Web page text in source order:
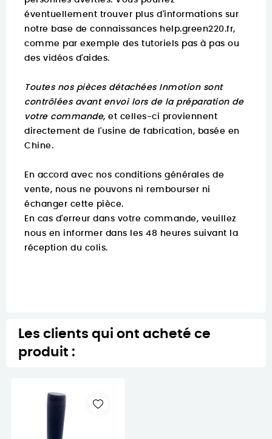
éventuellement trouver plus d'informations sur
notre base de connaissances help.green220.fr,
comme par exemple des tutoriels pas à pas ou
des vidéos d'aides.
Toutes nos pièces détachées Inmotion sont
contrôlées avant envoi lors de la préparation de
votre commande, et celles-ci proviennent
directement de l'usine de fabrication, basée en
Chine.
En accord avec nos conditions générales de
vente, nous ne pouvons ni rembourser ni
échanger cette pièce.
En cas d'erreur dans votre commande, veuillez
nous en informer dans les 48 heures suivant la
réception du colis.
Les clients qui ont acheté ce
produit :